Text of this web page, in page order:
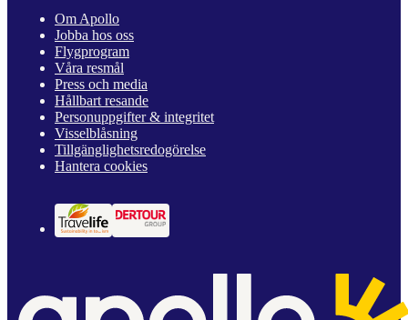
Om Apollo
Jobba hos oss
Flygprogram
Våra resmål
Press och media
Hållbart resande
Personuppgifter & integritet
Visselblåsning
Tillgänglighetsredogörelse
Hantera cookies